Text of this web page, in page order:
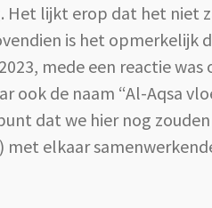
Het lijkt erop dat het niet
is het opmerkelijk
mede een reactie
ook de naam “Al-Aqsa
dat we hier nog
elkaar